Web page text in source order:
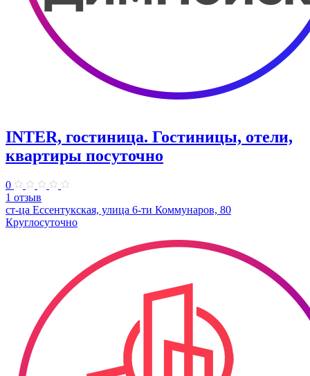
INTER, гостиница. Гостиницы, отели,
квартиры посуточно
0
1 отзыв
ст-ца Ессентукская, улица 6-ти Коммунаров, 80
Круглосуточно